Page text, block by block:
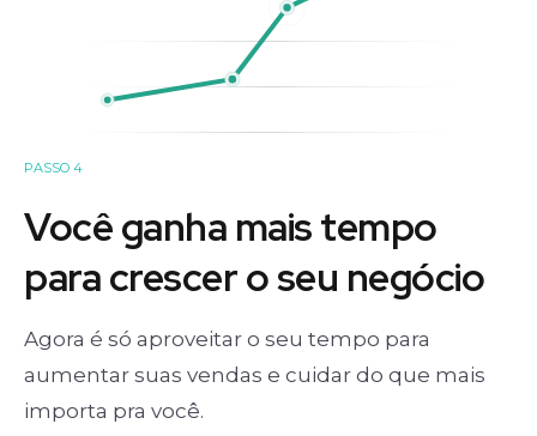
PASSO 4
Você ganha mais tempo
para crescer o seu negócio
Agora é só aproveitar o seu tempo para
aumentar suas vendas e cuidar do que mais
importa pra você.